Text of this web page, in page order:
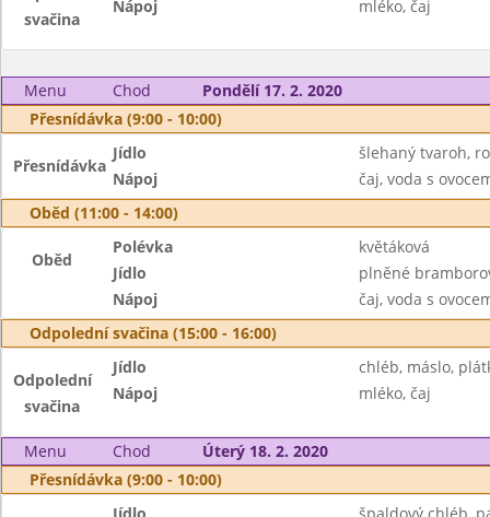
svačina
Nápoj mléko, čaj
Menu Chod
Pondělí 17. 2. 2020
Přesnídávka (9:00 - 10:00)
Přesnídávka
Jídlo
šlehaný tvaroh,
Nápoj
čaj, voda s
Oběd (11:00 - 14:00)
Oběd
Polévka
květáková
Jídlo
plněné
Nápoj
čaj, voda s
Odpolední svačina (15:00 - 16:00)
Odpolední
svačina
Jídlo
chléb, máslo,
Nápoj
mléko, čaj
Menu Chod
Úterý 18. 2. 2020
Přesnídávka (9:00 - 10:00)